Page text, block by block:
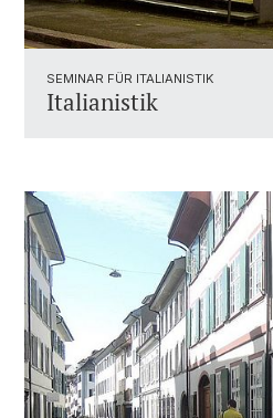
SEMINAR FÜR ITALIANISTIK
Italianistik